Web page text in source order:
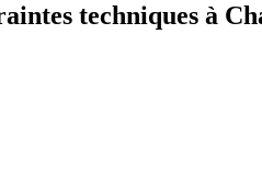
techniques à